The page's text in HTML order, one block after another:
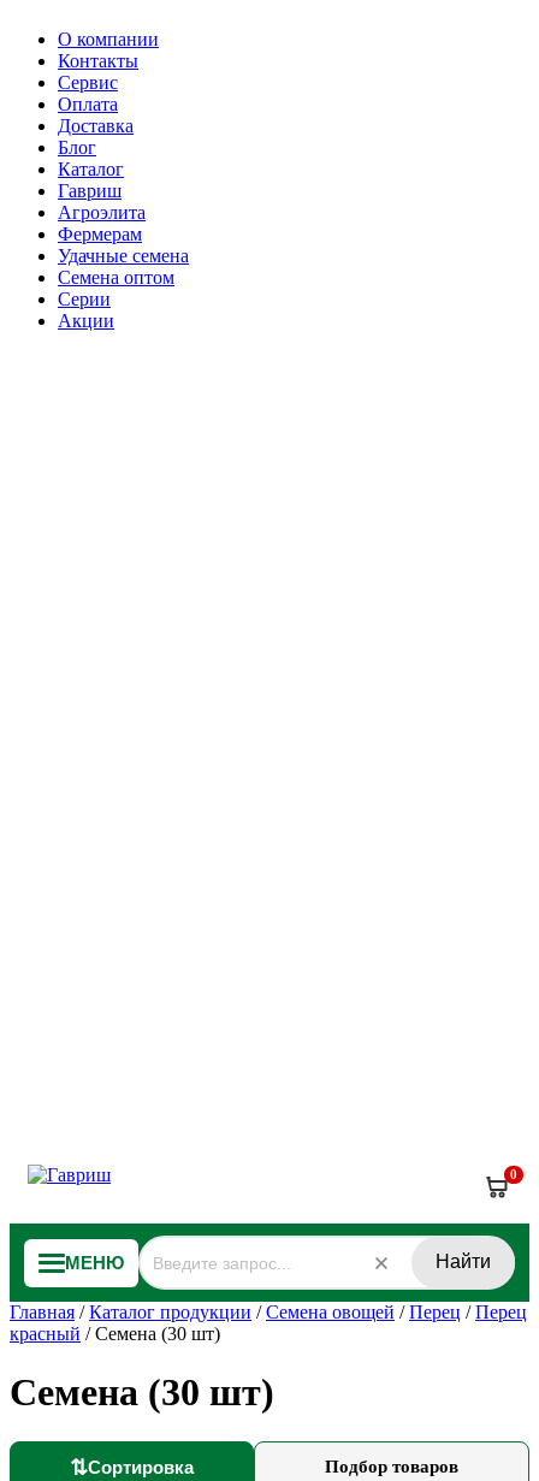
О компании
Контакты
Сервис
Оплата
Доставка
Блог
Каталог
Гавриш
Агроэлита
Фермерам
Удачные семена
Семена оптом
Серии
Акции
0
МЕНЮ Найти
Главная /Каталог продукции /Семена овощей /Перец /Перец
красный /Семена (30 шт)
Семена (30 шт)
⇅Сортировка Подбор товаров